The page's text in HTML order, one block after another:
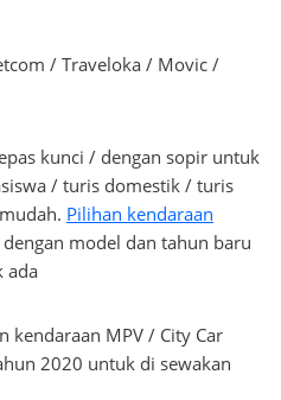
/ Traveloka / Movic /
kunci / dengan sopir untuk
/ turis domestik / turis
Pilihan kendaraan
model dan tahun baru
ada
kendaraan MPV / City Car
2020 untuk di sewakan